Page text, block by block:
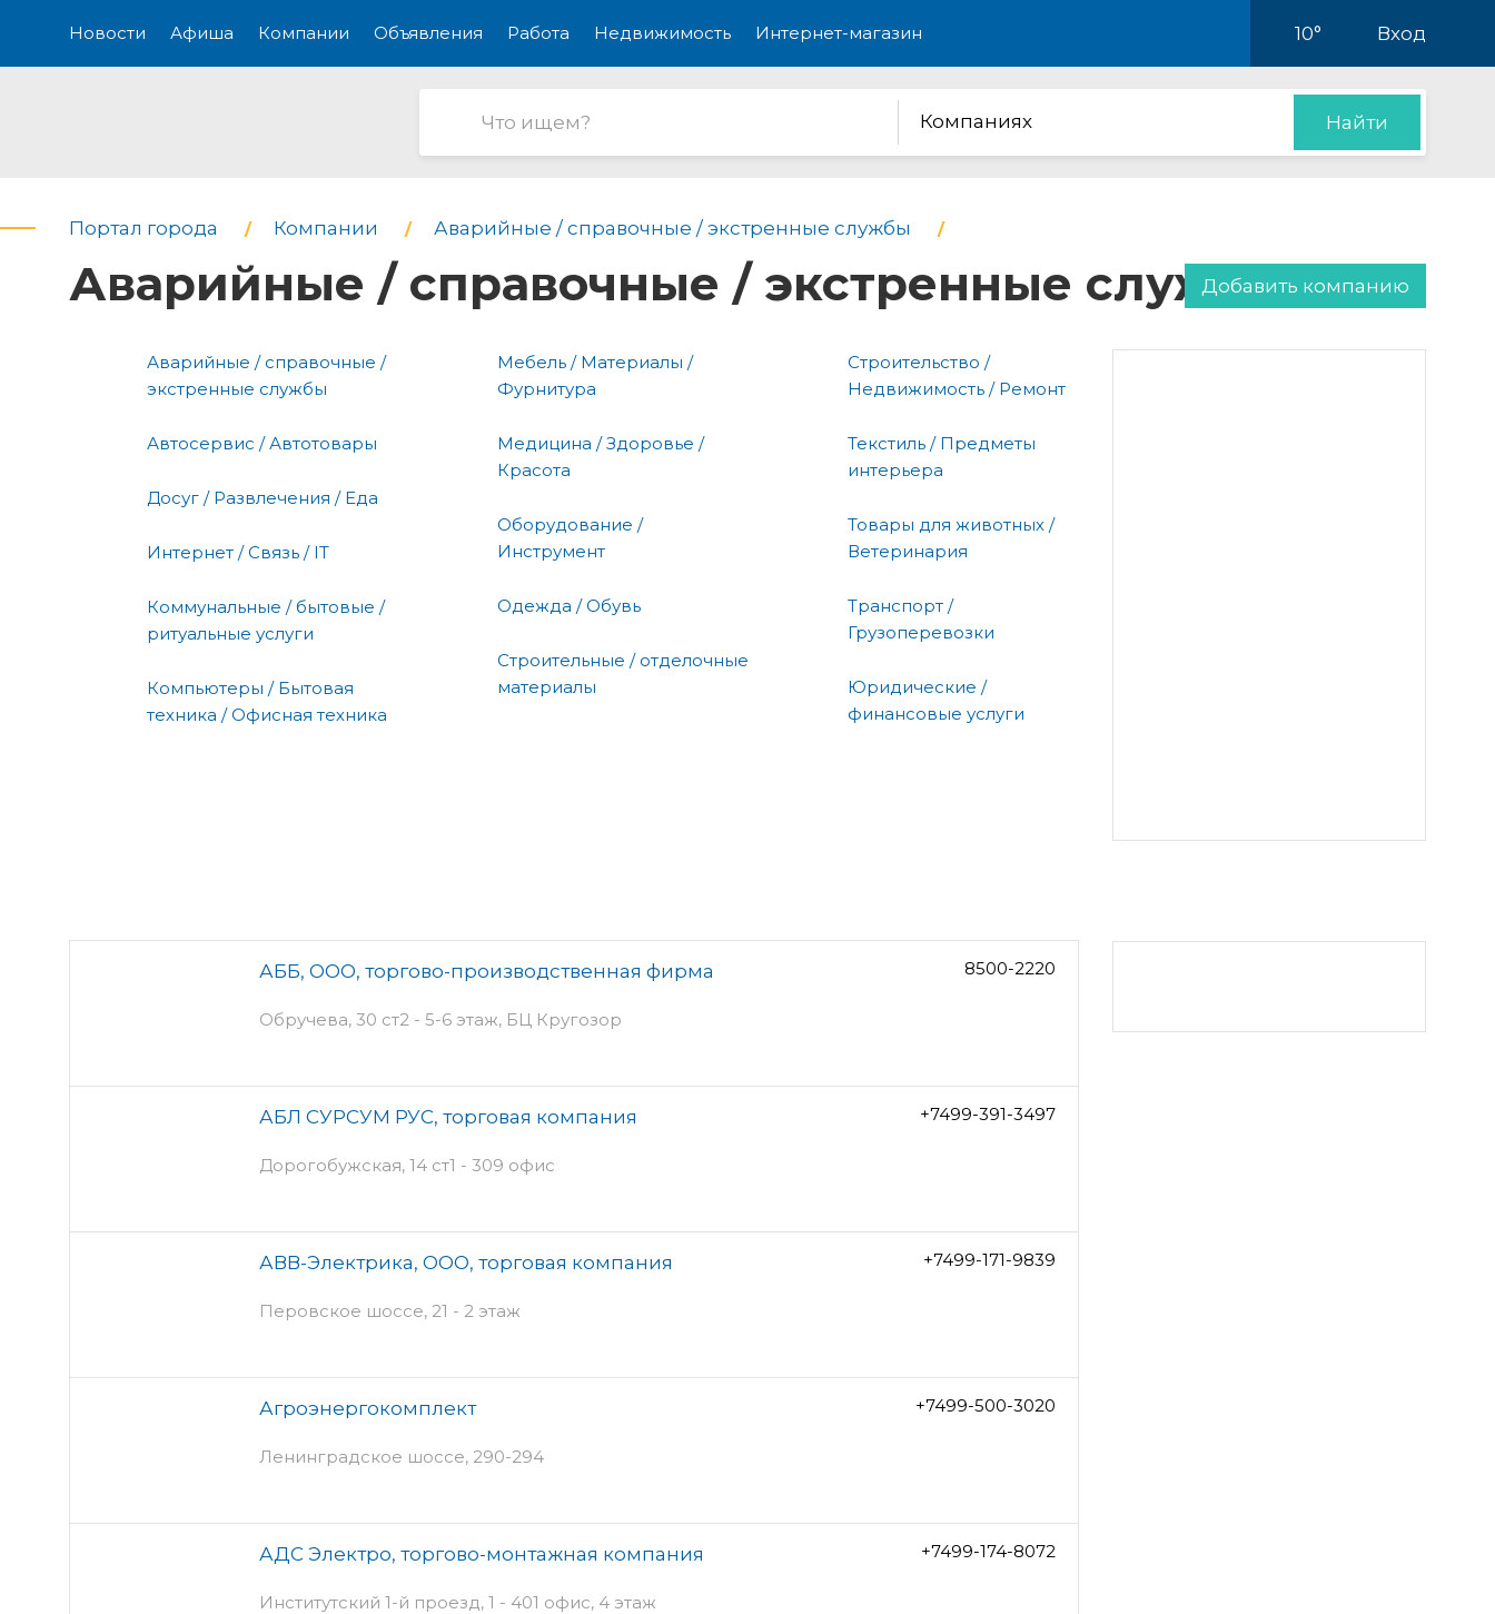
Новости Афиша Компании Объявления Работа Недвижимость Интернет-магазин 10° Вход
Компаниях Найти
Портал города Компании Аварийные / справочные / экстренные службы
Аварийные / справочные / экстренные службыДобавить компанию
Аварийные / справочные /
экстренные службы
Автосервис / Автотовары
Досуг / Развлечения / Еда
Интернет / Связь / IT
Коммунальные / бытовые /
ритуальные услуги
Компьютеры / Бытовая
техника / Офисная техника
Мебель / Материалы /
Фурнитура
Медицина / Здоровье /
Красота
Оборудование /
Инструмент
Одежда / Обувь
Строительные / отделочные
материалы
Строительство /
Недвижимость / Ремонт
Текстиль / Предметы
интерьера
Товары для животных /
Ветеринария
Транспорт /
Грузоперевозки
Юридические /
финансовые услуги
АББ, ООО, торгово-производственная фирма
Обручева, 30 ст2 - 5-6 этаж, БЦ Кругозор
8500-2220
АБЛ СУРСУМ РУС, торговая компания
Дорогобужская, 14 ст1 - 309 офис
+7499-391-3497
АВВ-Электрика, ООО, торговая компания
Перовское шоссе, 21 - 2 этаж
+7499-171-9839
Агроэнергокомплект
Ленинградское шоссе, 290-294
+7499-500-3020
АДС Электро, торгово-монтажная компания
Институтский 1-й проезд, 1 - 401 офис, 4 этаж
+7499-174-8072